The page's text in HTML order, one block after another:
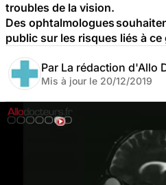
troubles de la vision.
Des ophtalmologues
public sur les risques liés à ce
Par La rédaction d'Allo
Mis à jour le 20/12/2019